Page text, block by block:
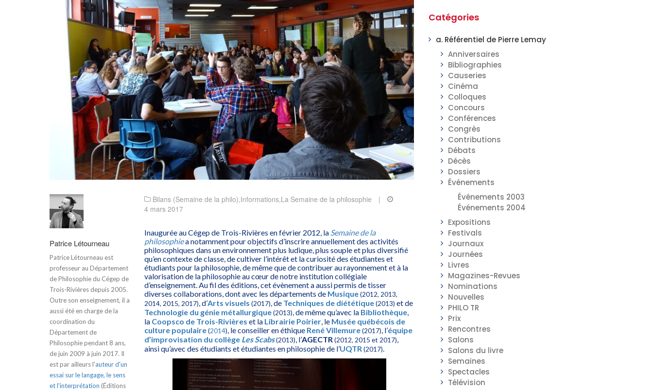
Patrice Létourneau
Patrice Létourneau est
professeur au Département
de Philosophie du Cégep de
Trois-Rivières depuis 2005.
Outre son enseignement, il a
aussi été en charge de la
coordination du
Département de
Philosophie pendant 8 ans,
de juin 2009 à juin 2017. Il
est par ailleurs l'auteur d'un
essai sur le langage, le sens
et l'interprétation (Éditions
Bilans (Semaine de la philo),Informations,La Semaine de la philosophie
|
4 mars 2017
Inaugurée au Cégep de Trois-Rivières en février 2012, la Semaine de la
philosophiea notamment pour objectifs d’inscrire annuellement des activités
philosophiques dans un environnement plus ludique, plus souple et plus diversifié
qu’en contexte de classe, de cultiver l’intérêt et la curiosité des étudiantes et
étudiants pour la philosophie, de même que de contribuer au rayonnement et à la
valorisation de la philosophie au cœur de notre institution collégiale
d’enseignement. Au fil des éditions, cet évènement a aussi permis de tisser
diverses collaborations, dont avec les départements de Musique(2012, 2013,
2014, 2015, 2017) , d’Arts visuels (2017) , de Techniques de diététique(2013) et de
Technologie du génie métallurgique(2013) , de même qu’avec la Bibliothèque
la Coopsco de Trois-Rivières et la Librairie Poirier , le Musée québécois de
culture populaire(2014) , le conseiller en éthique René Villemure(2017) , l’équipe
d’improvisation du collège Les Scabs(2013) , l’AGECTR (2012, 2015 et 2017)
ainsi qu’avec des étudiants et étudiantes en philosophie de l’UQTR (2017)
Catégories
a. Référentiel de Pierre Lemay
Anniversaires
Bibliographies
Causeries
Cinéma
Colloques
Concours
Conférences
Congrès
Contributions
Débats
Décès
Dossiers
Événements
Événements 2003
Événements 2004
Expositions
Festivals
Journaux
Journées
Livres
Magazines-Revues
Nominations
Nouvelles
PHILO TR
Prix
Rencontres
Salons
Salons du livre
Semaines
Spectacles
Télévision